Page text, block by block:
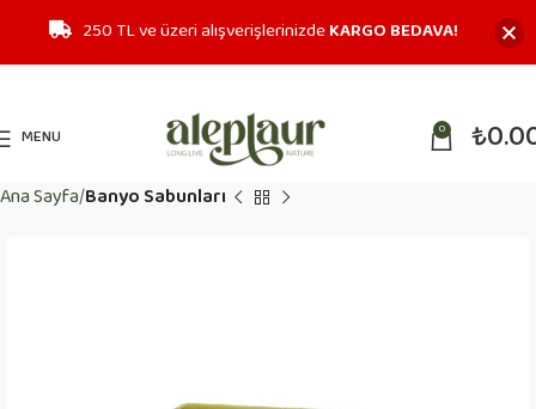
MENU 0 ₺
Ana Sayfa Banyo Sabunları
250 TL ve üzeri alışverişlerinizdeKARGO BEDAVA!